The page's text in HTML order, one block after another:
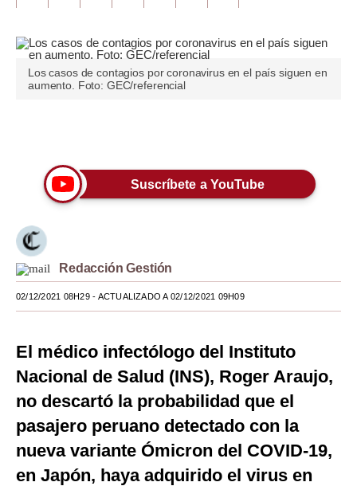
Editorial
Pregunta de hoy
Lujo
Moda
Estilos
Mundo
México
España
Internacional
Tecnología
Los casos de contagios por coronavirus en el país siguen en
aumento. Foto: GEC/referencial
Suscríbete a YouTube
Redacción Gestión
02/12/2021 08H29- ACTUALIZADO A 02/12/2021 09H09
El médico infectólogo del Instituto
Nacional de Salud (INS), Roger Araujo,
no descartó la probabilidad que el
pasajero peruano detectado con la
nueva variante Ómicron del COVID-19,
en Japón, haya adquirido el virus en